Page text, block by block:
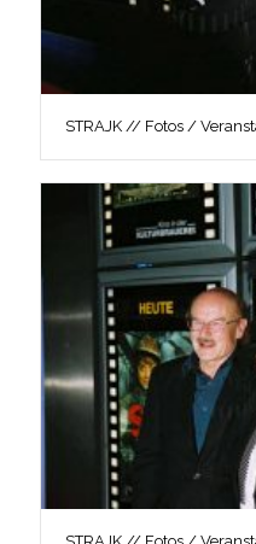
STRAJK // Fotos /